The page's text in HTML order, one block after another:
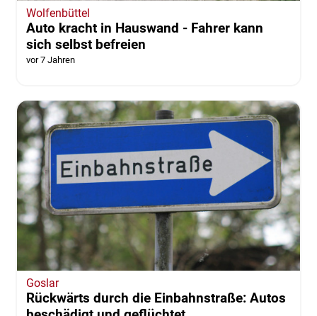
Wolfenbüttel
Auto kracht in Hauswand - Fahrer kann
sich selbst befreien
vor 7 Jahren
Goslar
Rückwärts durch die Einbahnstraße: Autos